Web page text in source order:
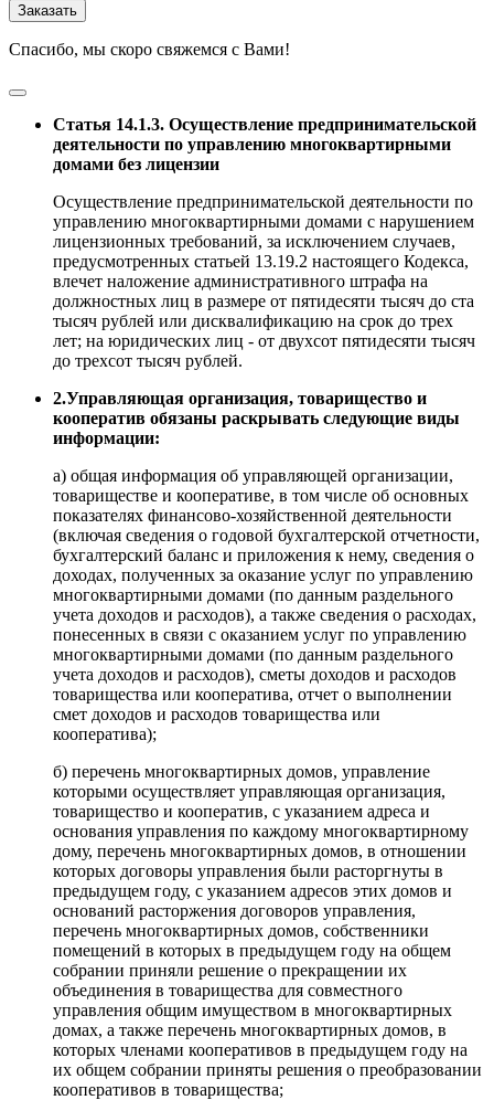
Заказать
Спасибо, мы скоро свяжемся с Вами!
Статья 14.1.3. Осуществление предпринимательской
деятельности по управлению многоквартирными
домами без лицензии
Осуществление предпринимательской деятельности по
управлению многоквартирными домами с нарушением
лицензионных требований, за исключением случаев,
предусмотренных статьей 13.19.2 настоящего Кодекса,
влечет наложение административного штрафа на
должностных лиц в размере от пятидесяти тысяч до ста
тысяч рублей или дисквалификацию на срок до трех
лет; на юридических лиц - от двухсот пятидесяти тысяч
до трехсот тысяч рублей.
2.Управляющая организация, товарищество и
кооператив обязаны раскрывать следующие виды
информации:
а) общая информация об управляющей организации,
товариществе и кооперативе, в том числе об основных
показателях финансово-хозяйственной деятельности
(включая сведения о годовой бухгалтерской отчетности,
бухгалтерский баланс и приложения к нему, сведения о
доходах, полученных за оказание услуг по управлению
многоквартирными домами (по данным раздельного
учета доходов и расходов), а также сведения о расходах,
понесенных в связи с оказанием услуг по управлению
многоквартирными домами (по данным раздельного
учета доходов и расходов), сметы доходов и расходов
товарищества или кооператива, отчет о выполнении
смет доходов и расходов товарищества или
кооператива);
б) перечень многоквартирных домов, управление
которыми осуществляет управляющая организация,
товарищество и кооператив, с указанием адреса и
основания управления по каждому многоквартирному
дому, перечень многоквартирных домов, в отношении
которых договоры управления были расторгнуты в
предыдущем году, с указанием адресов этих домов и
оснований расторжения договоров управления,
перечень многоквартирных домов, собственники
помещений в которых в предыдущем году на общем
собрании приняли решение о прекращении их
объединения в товарищества для совместного
управления общим имуществом в многоквартирных
домах, а также перечень многоквартирных домов, в
которых членами кооперативов в предыдущем году на
их общем собрании приняты решения о преобразовании
кооперативов в товарищества;